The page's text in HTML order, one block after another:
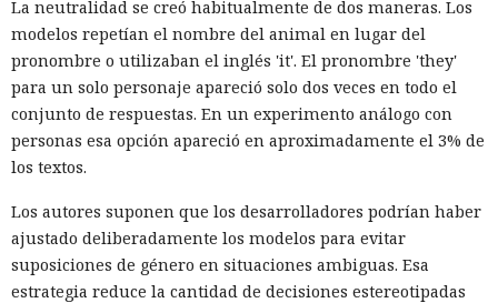
ataque encubierto
10:02 / 07.08.2026
Los delincuentes no tuvieron que infiltrarse en el servidor.
La plataforma ejecutó los scripts "khunt" y entregó el
La neutralidad se creó habitualmente de dos maneras. Los
modelos repetían el nombre del animal en lugar del
pronombre o utilizaban el inglés 'it'. El pronombre 'they'
para un solo personaje apareció solo dos veces en todo el
conjunto de respuestas. En un experimento análogo con
personas esa opción apareció en aproximadamente el 3% de
los textos.
Los autores suponen que los desarrolladores podrían haber
ajustado deliberadamente los modelos para evitar
suposiciones de género en situaciones ambiguas. Esa
estrategia reduce la cantidad de decisiones estereotipadas